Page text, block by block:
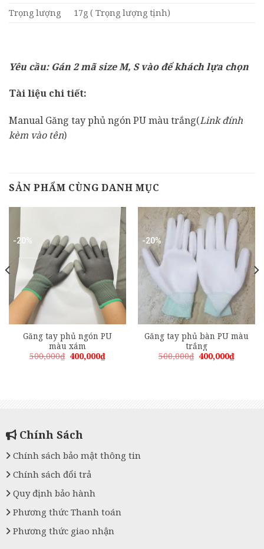
Trọng lượng
17g ( Trọng lượng tịnh)
Yêu cầu: Gán 2 mã size M, S vào để khách lựa chọn
Tài liệu chi tiết:
Manual Găng tay phủ ngón PU màu trắng(Link đính
kèm vào tên)
SẢN PHẨM CÙNG DANH MỤC
-20%
Găng tay phủ ngón PU
màu xám
500,000₫ Giá
gốc
400,000₫Giá
hiện
-20%
Găng tay phủ bàn PU màu
trắng
500,000₫ Giá
gốc
400,000₫Giá
hiện
Chính Sách
Chính sách bảo mật thông tin
Chính sách đổi trả
Quy định bảo hành
Phương thức Thanh toán
Phương thức giao nhận